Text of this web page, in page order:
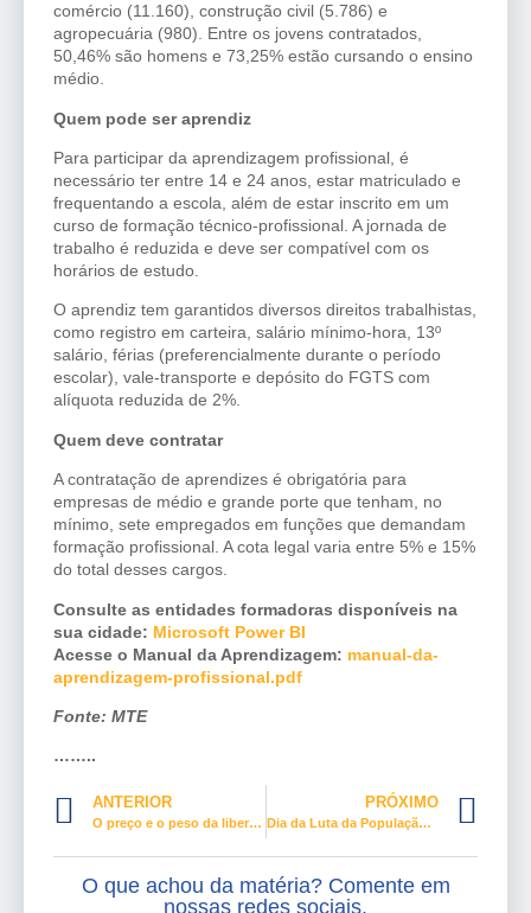
comércio (11.160), construção civil (5.786) e
agropecuária (980). Entre os jovens contratados,
50,46% são homens e 73,25% estão cursando o ensino
médio.
Quem pode ser aprendiz
Para participar da aprendizagem profissional, é
necessário ter entre 14 e 24 anos, estar matriculado e
frequentando a escola, além de estar inscrito em um
curso de formação técnico-profissional. A jornada de
trabalho é reduzida e deve ser compatível com os
horários de estudo.
O aprendiz tem garantidos diversos direitos trabalhistas,
como registro em carteira, salário mínimo-hora, 13º
salário, férias (preferencialmente durante o período
escolar), vale-transporte e depósito do FGTS com
alíquota reduzida de 2%.
Quem deve contratar
A contratação de aprendizes é obrigatória para
empresas de médio e grande porte que tenham, no
mínimo, sete empregados em funções que demandam
formação profissional. A cota legal varia entre 5% e 15%
do total desses cargos.
Consulte as entidades formadoras disponíveis na
sua cidade: Microsoft Power BI
Acesse o Manual da Aprendizagem: manual-da-
aprendizagem-profissional.pdf
Fonte: MTE
……..
ANTERIOR
O preço e o peso da liberdade de expressão
PRÓXIMO
Dia da Luta da População em Situação de Rua entra no calendário nacional
O que achou da matéria? Comente em
nossas redes sociais.